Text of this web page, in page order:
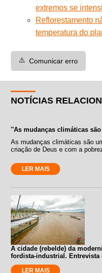
extremos se
Reflorestamento
temperatura do
⚠️ Comunicar erro
NOTÍCIAS
''As mudanças climáticas
As mudanças climáticas são
criação de Deus e com a
LER MAIS
A cidade (rebelde) da
fordista-industrial.
LER MAIS